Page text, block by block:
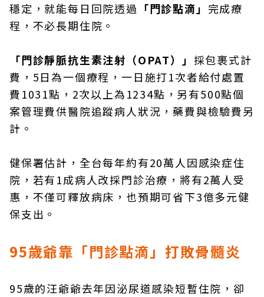
穩定，就能每日回院透過 「門診點滴」 完成療
程，不必長期住院。
「門診靜脈抗生素注射（OPAT）」 採包裹式計
費，5日為一個療程，一日施打1次者給付處置
費1031點，2次以上為1234點，另有500點個
案管理費供醫院追蹤病人狀況，藥費與檢驗費另
計。
健保署估計，全台每年約有20萬人因感染症住
院，若有1成病人改採門診治療，將有2萬人受
惠，不僅可釋放病床，也預期可省下3億多元健
保支出。
95歲爺靠「門診點滴」打敗骨髓炎
95歲的汪爺爺去年因泌尿道感染短暫住院，卻